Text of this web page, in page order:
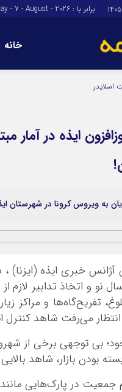
برابر با : Friday - 7 - August - 2026
خانه
اسلایدر
ایذه در آمار
به ویروس کرونا در
آژانس خبری ایذه
نو و اتخاذ تدابیر لازم
تفریح‌گاه‌ها و مراکز
می‌رفت شاهد کنترل
بی توجهی برخی از
بودن بازار، شاهد
جمعیت در پارک‌هایی